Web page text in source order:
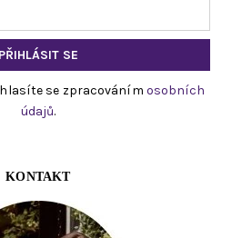
se zpracováním osobních
údajů.
KONTAKT